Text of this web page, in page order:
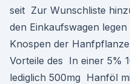
seit Zur Wunschliste
den Einkaufswagen
Knospen der
Vorteile des In einer 5%
lediglich 500mg Hanföl